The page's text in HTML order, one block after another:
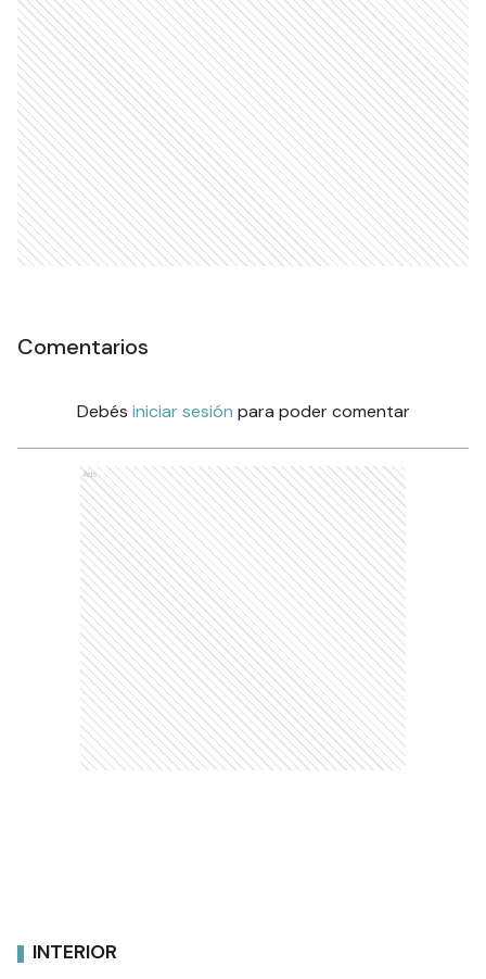
Comentarios
Debés iniciar sesión para poder comentar
Ads
INTERIOR